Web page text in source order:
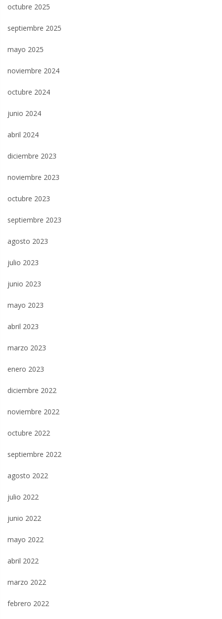
octubre 2025
septiembre 2025
mayo 2025
noviembre 2024
octubre 2024
junio 2024
abril 2024
diciembre 2023
noviembre 2023
octubre 2023
septiembre 2023
agosto 2023
julio 2023
junio 2023
mayo 2023
abril 2023
marzo 2023
enero 2023
diciembre 2022
noviembre 2022
octubre 2022
septiembre 2022
agosto 2022
julio 2022
junio 2022
mayo 2022
abril 2022
marzo 2022
febrero 2022